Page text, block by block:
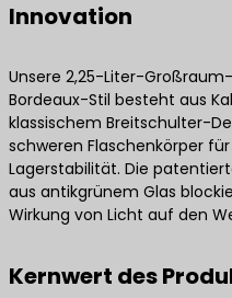
Innovation
Unsere 2,25-Liter-
Bordeaux-Stil besteht aus
klassischem Breitschulter-
schweren Flaschenkörper
Lagerstabilität. Die
aus antikgrünem Glas
Wirkung von Licht auf den
Kernwert des